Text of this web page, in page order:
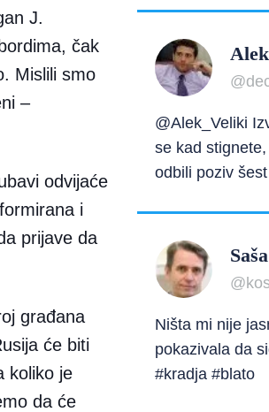
J.
čak
Mislili smo
–
odvijaće
i
prijave da
građana
će biti
koliko je
da će
@Alek_Veliki
se kad
odbili poziv
Ništa mi nije
pokazivala da
#kradja #blato